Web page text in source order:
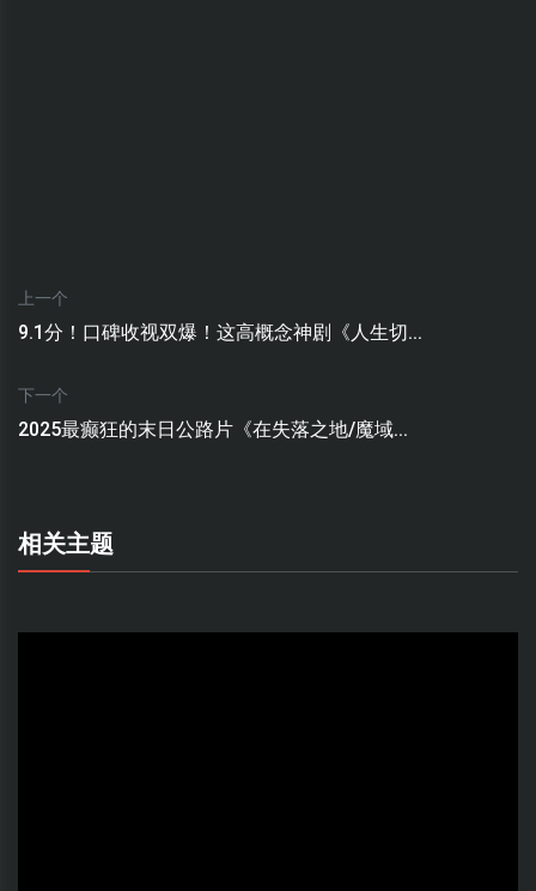
上一个
9.1分！口碑收视双爆！这高概念神剧《人生切...
下一个
2025最癫狂的末日公路片《在失落之地/魔域...
相关主题